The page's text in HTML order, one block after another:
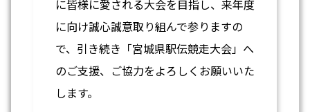
に皆様に愛される大会を目指し、来年度
に向け誠心誠意取り組んで参りますの
で、引き続き「宮城県駅伝競走大会」へ
のご支援、ご協力をよろしくお願いいた
します。